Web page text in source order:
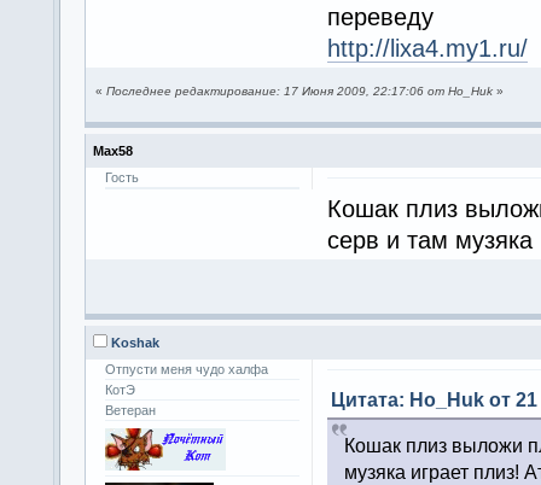
переведу
http://lixa4.my1.ru/
« Последнее редактирование: 17 Июня 2009, 22:17:06 от Ho_Huk »
Max58
Гость
Кошак плиз
серв и там музяка
Koshak
Отпусти меня чудо халфа
КотЭ
Ветеран
Цитата: Ho_Huk от
Кошак плиз выложи
музяка играет плиз!